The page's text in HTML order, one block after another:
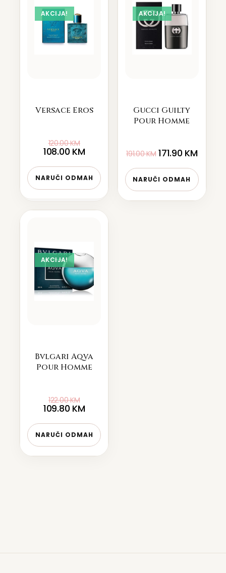
AKCIJA!
Versace Eros
120.00KM
108.00 KM
NARUČI ODMAH
AKCIJA!
Gucci Guilty
Pour Homme
191.00KM 171.90 KM
NARUČI ODMAH
AKCIJA!
Bvlgari Aqva
Pour Homme
122.00KM
109.80 KM
NARUČI ODMAH